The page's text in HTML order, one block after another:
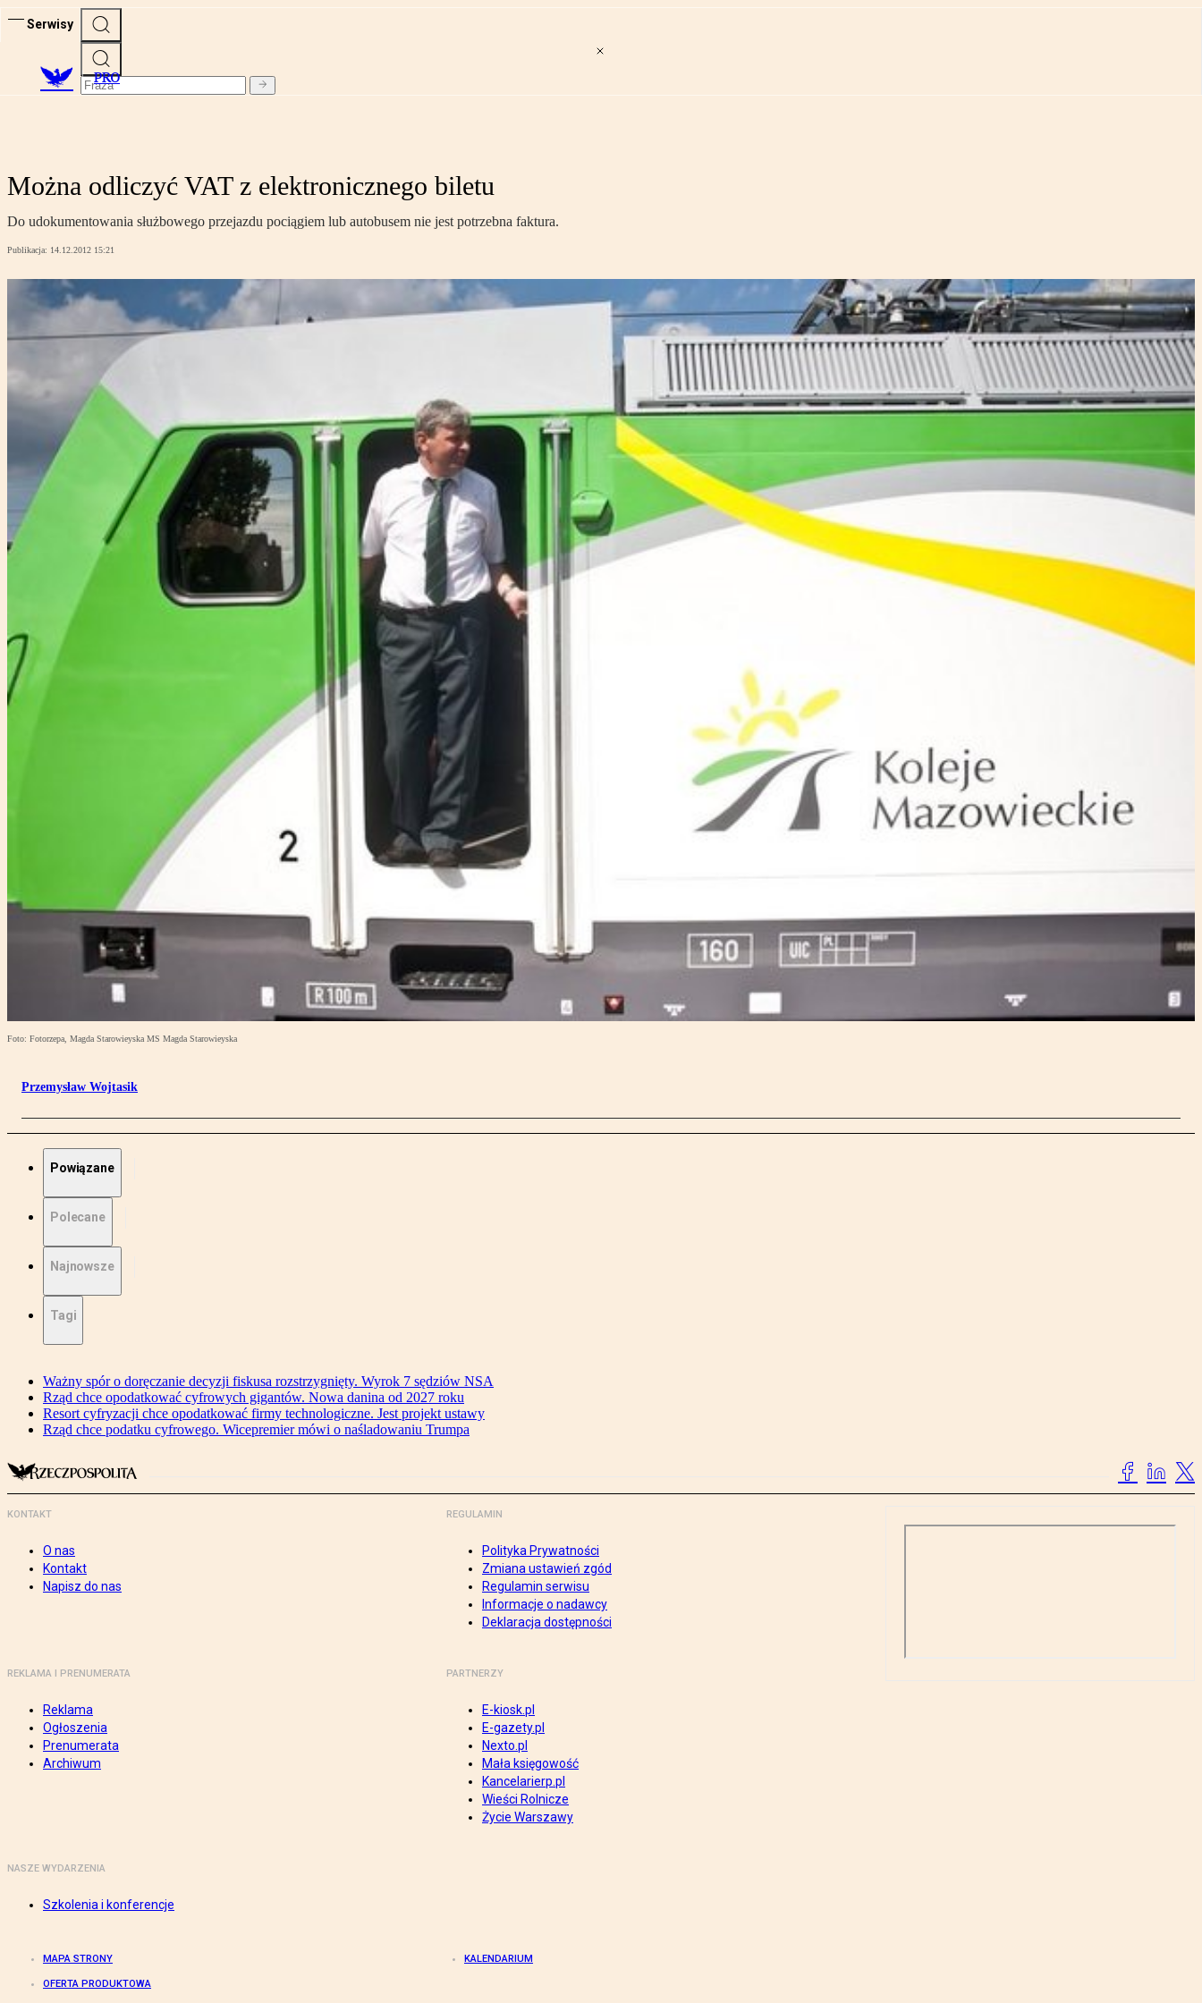
Serwisy
PRO
Można odliczyć VAT z elektronicznego biletu
Do udokumentowania służbowego przejazdu pociągiem lub autobusem nie jest potrzebna faktura.
Publikacja: 14.12.2012 15:21
Foto: Fotorzepa, Magda Starowieyska MS Magda Starowieyska
Przemysław Wojtasik
Powiązane
Polecane
Najnowsze
Tagi
Ważny spór o doręczanie decyzji fiskusa rozstrzygnięty. Wyrok 7 sędziów NSA
Rząd chce opodatkować cyfrowych gigantów. Nowa danina od 2027 roku
Resort cyfryzacji chce opodatkować firmy technologiczne. Jest projekt ustawy
Rząd chce podatku cyfrowego. Wicepremier mówi o naśladowaniu Trumpa
KONTAKT
O nas
Kontakt
Napisz do nas
REGULAMIN
Polityka Prywatności
Zmiana ustawień zgód
Regulamin serwisu
Informacje o nadawcy
Deklaracja dostępności
REKLAMA I PRENUMERATA
Reklama
Ogłoszenia
Prenumerata
Archiwum
PARTNERZY
E-kiosk.pl
E-gazety.pl
Nexto.pl
Mała księgowość
Kancelarierp.pl
Wieści Rolnicze
Życie Warszawy
NASZE WYDARZENIA
Szkolenia i konferencje
MAPA STRONY KALENDARIUM
OFERTA PRODUKTOWA